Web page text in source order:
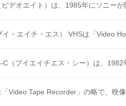
デオエイト）は、1985年にソニーが
イ・エイチ・エス） VHSは「Video
C（ブイエイチエス・シー）は、1982
Video Tape Recorder」の略で、映